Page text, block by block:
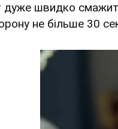
дуже швидко
не більше 30